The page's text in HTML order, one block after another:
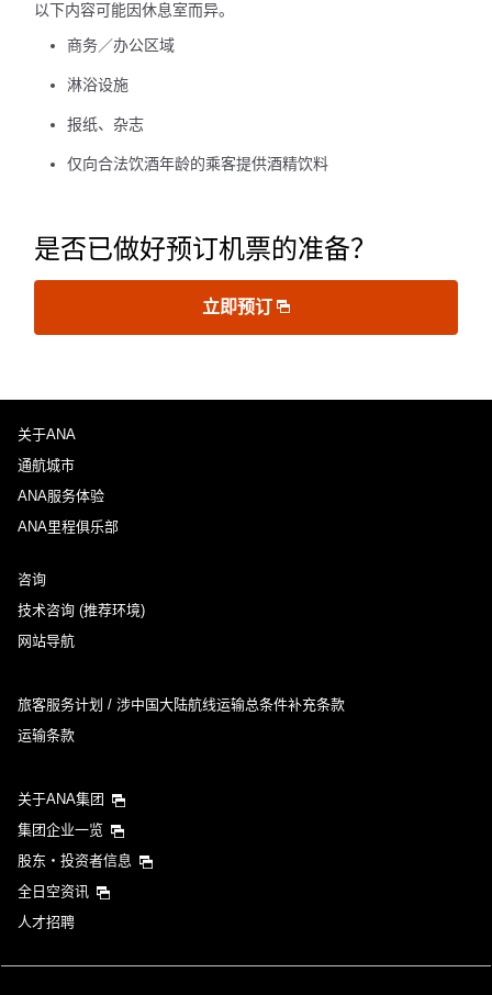
以下内容可能因休息室而异。
商务／办公区域
淋浴设施
报纸、杂志
仅向合法饮酒年龄的乘客提供酒精饮料
是否已做好预订机票的准备？
立即预订
关于ANA
通航城市
ANA服务体验
ANA里程俱乐部
咨询
技术咨询 (推荐环境)
网站导航
旅客服务计划 / 涉中国大陆航线运输总条件补充条款
运输条款
关于ANA集团
集团企业一览
股东・投资者信息
全日空资讯
人才招聘